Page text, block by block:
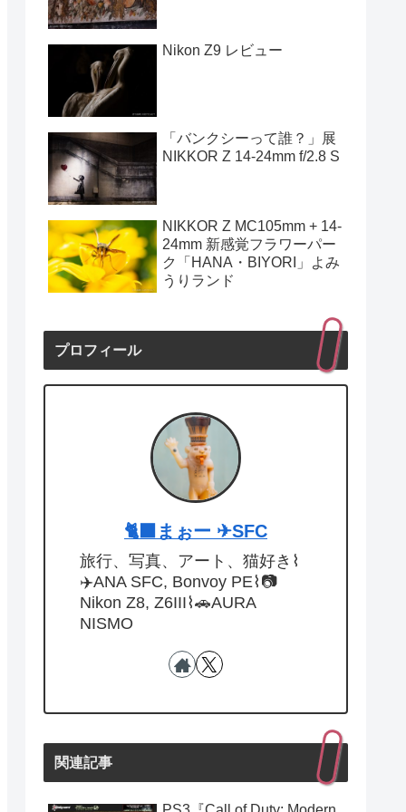
Nikon Z9 レビュー
「バンクシーって誰？」展
NIKKOR Z 14-24mm f/2.8 S
NIKKOR Z MC105mm + 14-
24mm 新感覚フラワーパー
ク「HANA・BIYORI」よみ
うりランド
プロフィール
🐈‍⬛まぉー ✈︎SFC
旅行、写真、アート、猫好き⌇
✈️ANA SFC, Bonvoy PE⌇📷
Nikon Z8, Z6III⌇🚗AURA
NISMO
関連記事